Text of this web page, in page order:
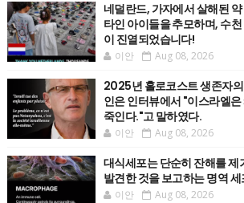
네덜란드, 가자에서 살해된
타인 아이들을 추모하며, 수
이 진열되었습니다!
이안 Aug 08, 2026
2025년 홀로코스트 생존자
인은 인터뷰에서 "이스라엘
죽인다."고 말하였다.
이안 Aug 08, 2026
대식세포는 단순히 잔해를 제
발견한 것을 보고하는 명역
이안 Aug 08, 2026